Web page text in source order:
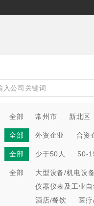
全部 常州市 新北区
全部 外资企业 合资
全部 少于50人 50-
全部 大型设备/机电设
仪器仪表及工业自
酒店/餐饮
医